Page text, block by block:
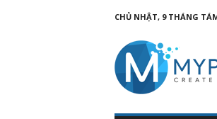
CHỦ NHẬT, 9 THÁNG